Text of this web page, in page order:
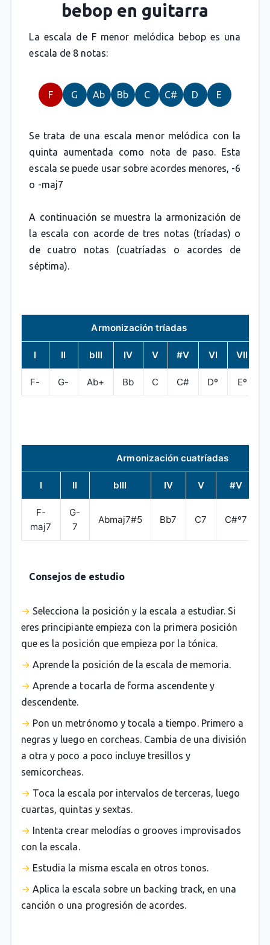
bebop en guitarra
La escala de F menor melódica bebop es una
escala de 8 notas:
F G Ab Bb C C# D E
Se trata de una escala menor melódica con la
quinta aumentada como nota de paso. Esta
escala se puede usar sobre acordes menores, -6
o -maj7
A continuación se muestra la armonización de
la escala con acorde de tres notas (tríadas) o
de cuatro notas (cuatríadas o acordes de
séptima).
Armonización tríadas
I II bIII IV V #V VI VII
F- G- Ab+ Bb C C# Dº Eº
Armonización cuatríadas
I II bIII IV V #V
F-
maj7
G-
7
Abmaj7#5 Bb7 C7 C#º7
Consejos de estudio
Selecciona la posición y la escala a estudiar. Si
eres principiante empieza con la primera posición
que es la posición que empieza por la tónica.
Aprende la posición de la escala de memoria.
Aprende a tocarla de forma ascendente y
descendente.
Pon un metrónomo y tocala a tiempo. Primero a
negras y luego en corcheas. Cambia de una división
a otra y poco a poco incluye tresillos y
semicorcheas.
Toca la escala por intervalos de terceras, luego
cuartas, quintas y sextas.
Intenta crear melodías o grooves improvisados
con la escala.
Estudia la misma escala en otros tonos.
Aplica la escala sobre un backing track, en una
canción o una progresión de acordes.